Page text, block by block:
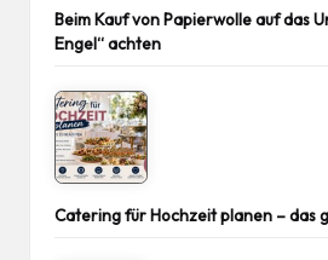
Beim Kauf von Papierwolle auf das
Engel“ achten
Catering für Hochzeit planen – das